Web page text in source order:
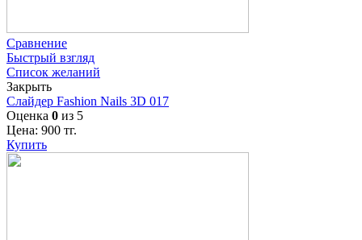
Сравнение
Быстрый взгляд
Список желаний
Закрыть
Слайдер Fashion Nails 3D 017
Оценка 0 из 5
Цена: 900 тг.
Купить